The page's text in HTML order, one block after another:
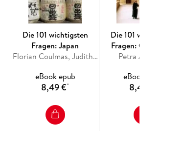
Die 101 wichtigsten
Fragen: Japan
Florian Coulmas, Judith Stalpers
eBook epub
8,49 €*
Die 101 wichtigsten
Fragen: Orden und
Klosterleben
Petra Altmann
eBook epub
8,49 €